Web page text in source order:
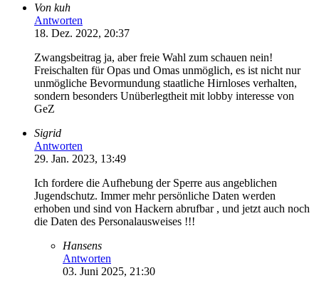
Von kuh
Antworten
18. Dez. 2022, 20:37
Zwangsbeitrag ja, aber freie Wahl zum schauen nein!
Freischalten für Opas und Omas unmöglich, es ist nicht nur
unmögliche Bevormundung staatliche Hirnloses verhalten,
sondern besonders Unüberlegtheit mit lobby interesse von
GeZ
Sigrid
Antworten
29. Jan. 2023, 13:49
Ich fordere die Aufhebung der Sperre aus angeblichen
Jugendschutz. Immer mehr persönliche Daten werden
erhoben und sind von Hackern abrufbar , und jetzt auch noch
die Daten des Personalausweises !!!
Hansens
Antworten
03. Juni 2025, 21:30